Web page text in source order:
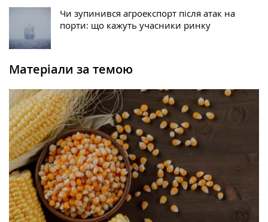
Чи зупинився агроекспорт після атак на
порти: що кажуть учасники ринку
Матеріали за темою